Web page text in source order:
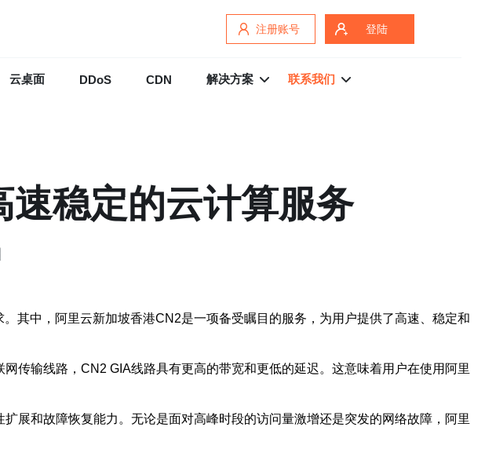
注册账号 登陆
云桌面 DDoS CDN 解决方案 联系我们
速稳定的云计算服务
其中，阿里云新加坡香港CN2是一项备受瞩目的服务，为用户提供了高速、稳定和
传输线路，CN2 GIA线路具有更高的带宽和更低的延迟。这意味着用户在使用阿里
展和故障恢复能力。无论是面对高峰时段的访问量激增还是突发的网络故障，阿里